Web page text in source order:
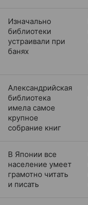
Изначально
библиотеки
устраивали при
банях
Александрийская
библиотека
имела самое
крупное
собрание книг
В Японии все
население умеет
грамотно читать
и писать